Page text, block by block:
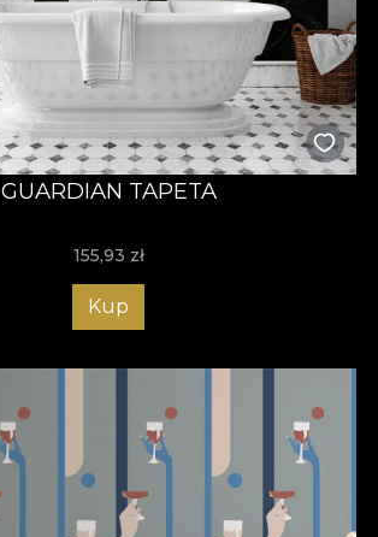
GUARDIAN TAPETA
155,93 zł
Kup